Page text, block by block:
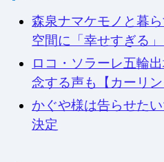
森泉ナマケモノと暮
空間に「幸せすぎる
ロコ・ソラーレ五輪
念する声も【カーリン
かぐや様は告らせた
決定